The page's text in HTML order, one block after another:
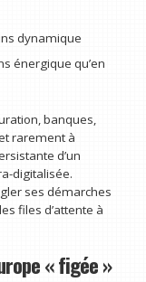
dynamique
énergique qu’en
banques,
rarement à
d’un
digitalisée.
ses démarches
files d’attente à
« figée »